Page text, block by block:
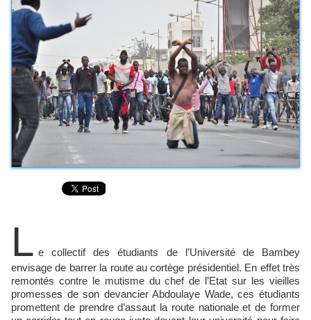
L e collectif des étudiants de l’Université de Bambey
envisage de barrer la route au cortège présidentiel. En effet très
remontés contre le mutisme du chef de l’Etat sur les vieilles
promesses de son devancier Abdoulaye Wade, ces étudiants
promettent de prendre d’assaut la route nationale et de former